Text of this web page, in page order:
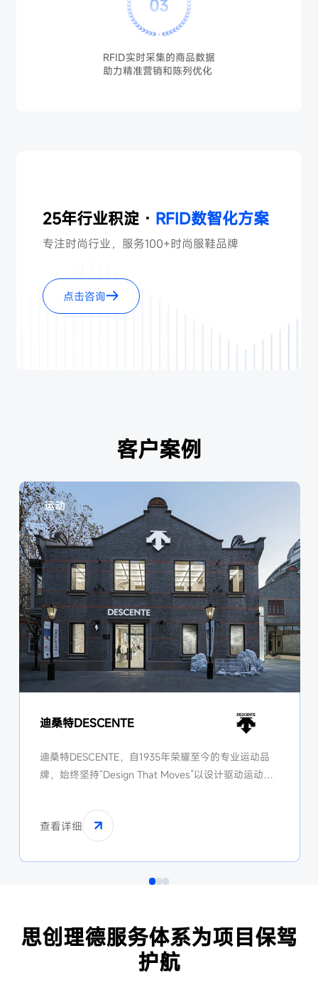
03
RFID实时采集的商品数据
助力精准营销和陈列优化
25年行业积淀 · RFID数智化方案
专注时尚行业，服务100+时尚服鞋品牌
点击咨询
客户案例
运动
迪桑特DESCENTE
迪桑特DESCENTE，自1935年荣耀至今的专业运动品
牌，始终坚持“Design That Moves”以设计驱动运动的
夫、铁人三项等多个专业领域，打造高品质的运动装
备。
查看详细
思创理德服务体系为项目保驾
护航